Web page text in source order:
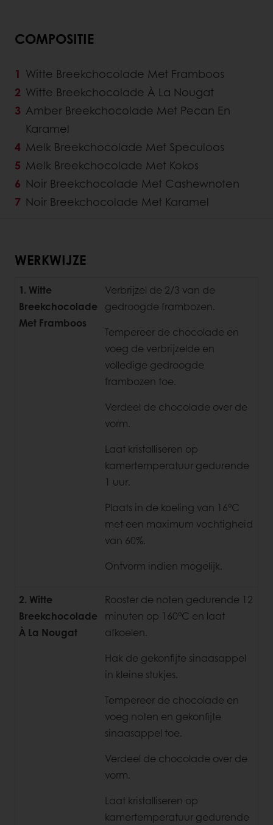
COMPOSITIE
Witte Breekchocolade Met Framboos
Witte Breekchocolade À La Nougat
Amber Breekchocolade Met Pecan En
Karamel
Melk Breekchocolade Met Speculoos
Melk Breekchocolade Met Kokos
Noir Breekchocolade Met Cashewnoten
Noir Breekchocolade Met Karamel
WERKWIJZE
1. Witte
Breekchocolade
Met Framboos
Verbrijzel de 2/3 van de
gedroogde frambozen.
Tempereer de chocolade en
voeg de verbrijzelde en
volledige gedroogde
frambozen toe.
Verdeel de chocolade over de
vorm.
Laat kristalliseren op
kamertemperatuur gedurende
1 uur.
Plaats in de koeling van 16°C
met een maximum vochtigheid
van 60%.
Ontvorm indien mogelijk.
2. Witte
Breekchocolade
À La Nougat
Rooster de noten gedurende 12
minuten op 160°C en laat
afkoelen.
Hak de gekonfijte sinaasappel
in kleine stukjes.
Tempereer de chocolade en
voeg noten en gekonfijte
sinaasappel toe.
Verdeel de chocolade over de
vorm.
Laat kristalliseren op
kamertemperatuur gedurende